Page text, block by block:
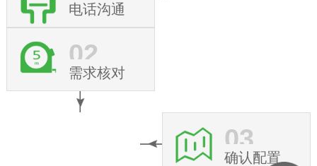
电话沟通
02
需求核对
03
确认配置